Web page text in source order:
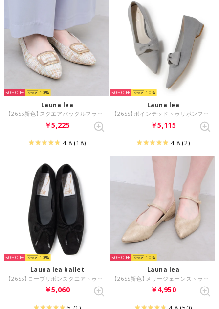
50% 10
Launa lea
【26SS新色】スクエアバックルフラットパンプス(0576) （ミントZ/C）
￥5,225
4.8 (18)
50% 10
Launa lea
【26SS】ポインテッドトゥリボンフラットパンプス(0615) （LブルーS）
￥5,115
4.8 (2)
50% 10
Launa lea ballet
【26SS】ロープリボンスクエアトゥバレエシューズ(B7102A) （ブラックS）
￥5,060
50% 10
Launa lea
【26SS新色】メリージェーンストラップパンプス(0482C) （ベージュZ）
￥4,950